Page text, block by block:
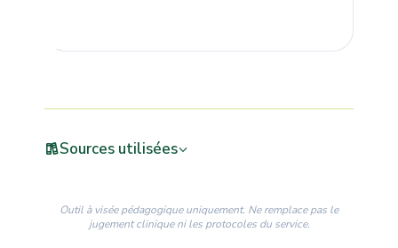
Sources utilisées
Outil à visée pédagogique uniquement. Ne remplace pas le
jugement clinique ni les protocoles du service.